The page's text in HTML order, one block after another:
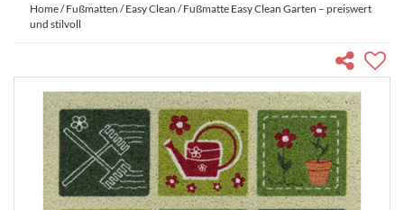
Home/Fußmatten /Easy Clean / Fußmatte Easy Clean Garten – preiswert
und stilvoll